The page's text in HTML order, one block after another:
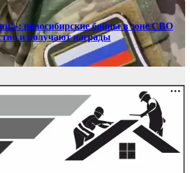
новосибирские бойцы в зоне СВО
и получают награды